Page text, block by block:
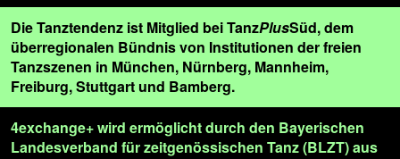
Die Tanztendenz ist Mitglied bei TanzPlusSüd, dem
überregionalen Bündnis von Institutionen der freien
Tanzszenen in München, Nürnberg, Mannheim,
Freiburg, Stuttgart und Bamberg.
4exchange+ wird ermöglicht durch den Bayerischen
Landesverband für zeitgenössischen Tanz (BLZT) aus